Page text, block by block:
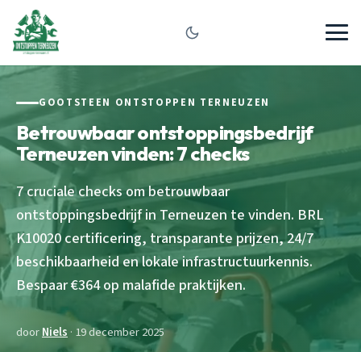
GOOTSTEEN ONTSTOPPEN TERNEUZEN
Betrouwbaar ontstoppingsbedrijf
Terneuzen vinden: 7 checks
7 cruciale checks om betrouwbaar
ontstoppingsbedrijf in Terneuzen te vinden. BRL
K10020 certificering, transparante prijzen, 24/7
beschikbaarheid en lokale infrastructuurkennis.
Bespaar €364 op malafide praktijken.
doorNiels · 19 december 2025